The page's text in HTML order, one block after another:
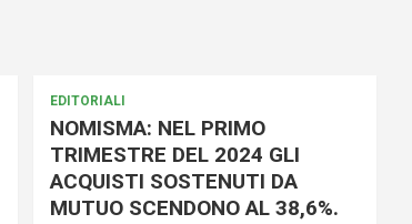
EDITORIALI
NOMISMA: NEL PRIMO
TRIMESTRE DEL 2024 GLI
ACQUISTI SOSTENUTI DA
MUTUO SCENDONO AL 38,6%.